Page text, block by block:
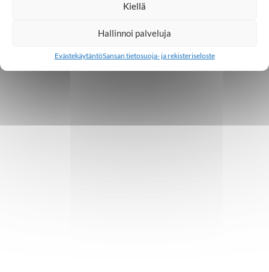
Kiellä
Hallinnoi palveluja
EvästekäytäntöSansan tietosuoja- ja rekisteriseloste